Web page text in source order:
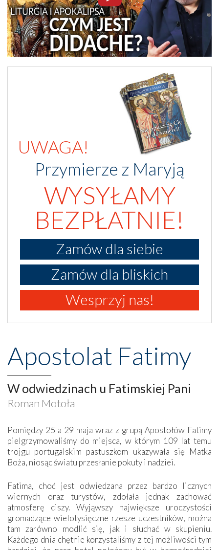
UWAGA!
Przymierze z Maryją
WYSYŁAMY
BEZPŁATNIE!
Zamów dla siebie
Zamów dla bliskich
Wesprzyj nas!
Apostolat Fatimy
W odwiedzinach u Fatimskiej Pani
Roman Motoła
Pomiędzy 25 a 29 maja wraz z grupą Apostołów Fatimy
pielgrzymowaliśmy do miejsca, w którym 109 lat temu
trojgu portugalskim pastuszkom ukazywała się Matka
Boża, niosąc światu przesłanie pokuty i nadziei.
Fatima, choć jest odwiedzana przez bardzo licznych
wiernych oraz turystów, zdołała jednak zachować
atmosferę ciszy. Wyjąwszy największe uroczystości
gromadzące wielotysięczne rzesze uczestników, można
tam zarówno modlić się, jak i słuchać w skupieniu.
Każdego dnia chętnie korzystaliśmy z tej możliwości tym